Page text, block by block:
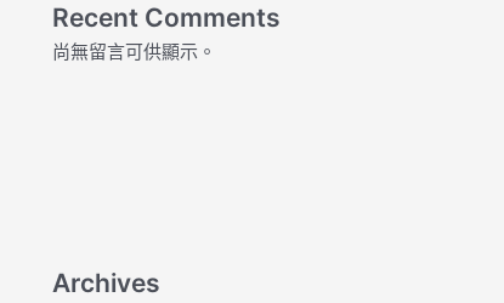
Recent Comments
尚無留言可供顯示。
Archives